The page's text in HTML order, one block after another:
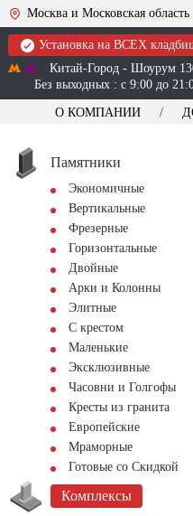
Москва и Московская область
Установка на ВСЕХ
Китай-Город - Шоурум
Без выходных : с 9:00 до
О КОМПАНИИ
Памятники
Экономичные
Вертикальные
Фрезерные
Горизонтальные
Двойные
Арки и Колонны
Элитные
С крестом
Маленькие
Эксклюзивные
Часовни и Голгофы
Кресты из гранита
Европейские
Мраморные
Готовые со Скидкой
Комплексы